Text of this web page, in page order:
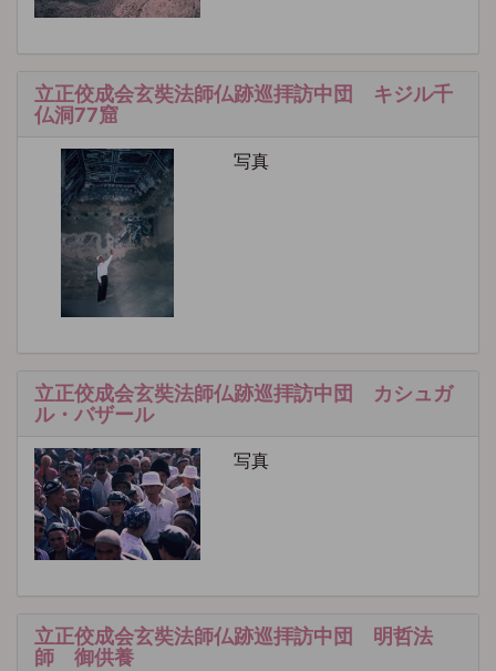
立正佼成会玄奘法師仏跡巡拝訪中団 キジル千
仏洞77窟
写真
立正佼成会玄奘法師仏跡巡拝訪中団 カシュガ
ル・バザール
写真
立正佼成会玄奘法師仏跡巡拝訪中団 明哲法
師 御供養